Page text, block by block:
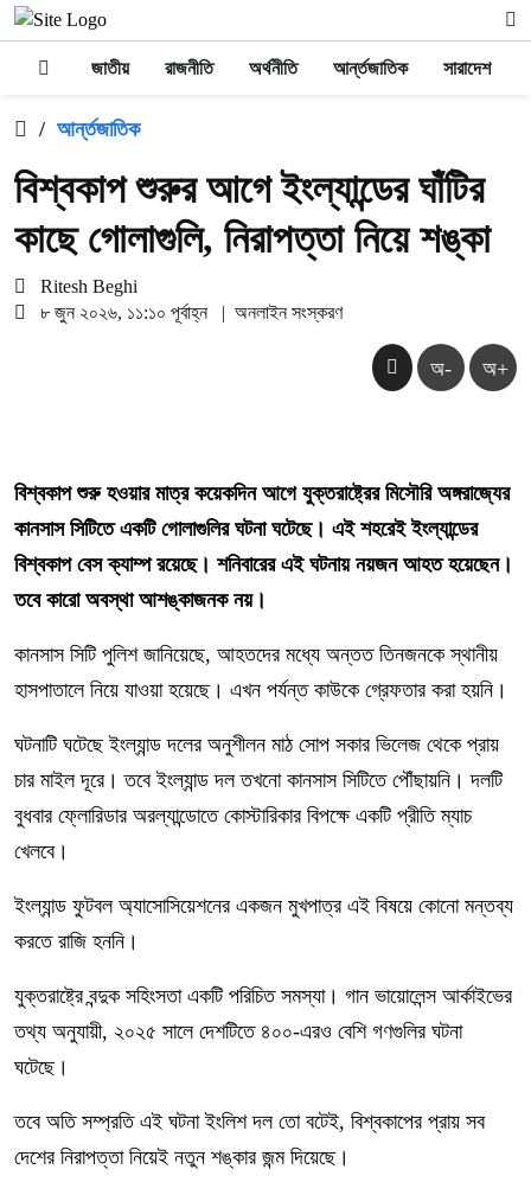
জাতীয় রাজনীতি অর্থনীতি আর্ন্তজাতিক সারাদেশ
/ আর্ন্তজাতিক
বিশ্বকাপ শুরুর আগে ইংল্যান্ডের ঘাঁটির
কাছে গোলাগুলি, নিরাপত্তা নিয়ে শঙ্কা
Ritesh Beghi
৮ জুন ২০২৬, ১১:১০ পূর্বাহ্ন
| অনলাইন সংস্করণ
অ- অ+
বিশ্বকাপ শুরু হওয়ার মাত্র কয়েকদিন আগে যুক্তরাষ্ট্রের মিসৌরি অঙ্গরাজ্যের
কানসাস সিটিতে একটি গোলাগুলির ঘটনা ঘটেছে। এই শহরেই ইংল্যান্ডের
বিশ্বকাপ বেস ক্যাম্প রয়েছে। শনিবারের এই ঘটনায় নয়জন আহত হয়েছেন।
তবে কারো অবস্থা আশঙ্কাজনক নয়।
কানসাস সিটি পুলিশ জানিয়েছে, আহতদের মধ্যে অন্তত তিনজনকে স্থানীয়
হাসপাতালে নিয়ে যাওয়া হয়েছে। এখন পর্যন্ত কাউকে গ্রেফতার করা হয়নি।
ঘটনাটি ঘটেছে ইংল্যান্ড দলের অনুশীলন মাঠ সোপ সকার ভিলেজ থেকে প্রায়
চার মাইল দূরে। তবে ইংল্যান্ড দল তখনো কানসাস সিটিতে পৌঁছায়নি। দলটি
বুধবার ফ্লোরিডার অরল্যান্ডোতে কোস্টারিকার বিপক্ষে একটি প্রীতি ম্যাচ
খেলবে।
ইংল্যান্ড ফুটবল অ্যাসোসিয়েশনের একজন মুখপাত্র এই বিষয়ে কোনো মন্তব্য
করতে রাজি হননি।
যুক্তরাষ্ট্রে বন্দুক সহিংসতা একটি পরিচিত সমস্যা। গান ভায়োলেন্স আর্কাইভের
তথ্য অনুযায়ী, ২০২৫ সালে দেশটিতে ৪০০-এরও বেশি গণগুলির ঘটনা
ঘটেছে।
তবে অতি সম্প্রতি এই ঘটনা ইংলিশ দল তো বটেই, বিশ্বকাপের প্রায় সব
দেশের নিরাপত্তা নিয়েই নতুন শঙ্কার জন্ম দিয়েছে।